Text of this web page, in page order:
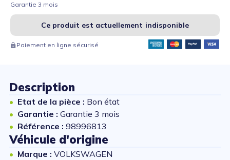
Garantie 3 mois
Ce produit est actuellement indisponible
Paiement en ligne sécurisé
Description
Etat de la pièce : Bon état
Garantie : Garantie 3 mois
Référence : 98996813
Véhicule d'origine
Marque : VOLKSWAGEN